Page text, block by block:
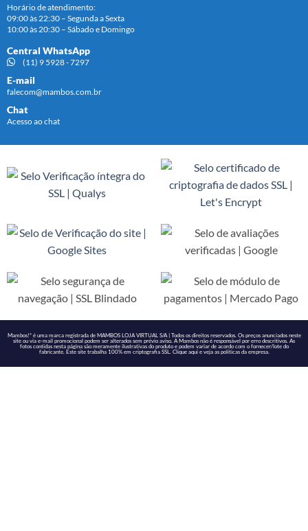
Horário de atendimento:
09:00 às 22:30 – Segunda a Sexta
10:00 às 20:30 – Sábado e Domingo
Central WhatsApp
(11) 9 5928 - 7297
E-mail
falecom@mambos.com.br
Chat
Acesso ao chat
Mambos!* é uma marca registrada de MAMBOS LOJA VIRTUAL S/A | Todos os direitos reservados. Os preços anunciados neste
site ou via e-mail promocional podem ser alterados sem prévio aviso. A Mambos não é responsável por erro descritivos. As
fotos contidas nesta página são meramente ilustrativas do produto e podem variar de acordo com o fornecer/lote do
fabricante. Este site trabalha 100% em criptografia SSL. Clique aquie veja as políticas da empresa.